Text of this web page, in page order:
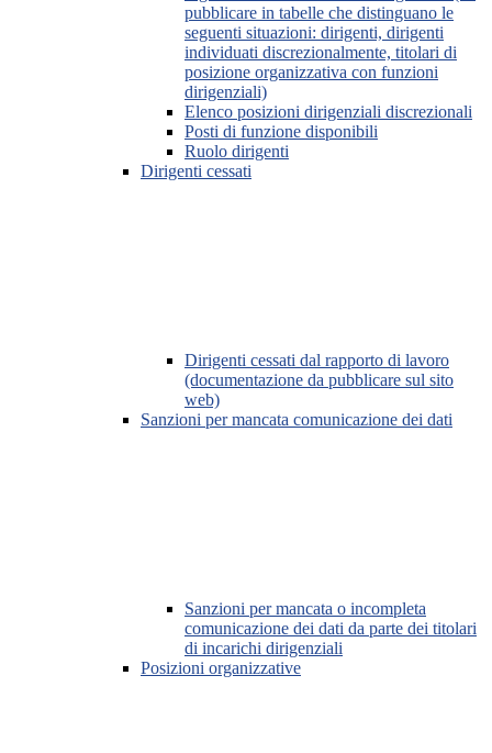
pubblicare in tabelle che distinguano le
seguenti situazioni: dirigenti, dirigenti
individuati discrezionalmente, titolari di
posizione organizzativa con funzioni
dirigenziali)
Elenco posizioni dirigenziali discrezionali
Posti di funzione disponibili
Ruolo dirigenti
Dirigenti cessati
Dirigenti cessati dal rapporto di lavoro
(documentazione da pubblicare sul sito
web)
Sanzioni per mancata comunicazione dei dati
Sanzioni per mancata o incompleta
comunicazione dei dati da parte dei titolari
di incarichi dirigenziali
Posizioni organizzative